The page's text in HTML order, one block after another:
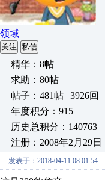
领域
关注 私信
精华：8帖
求助：80帖
帖子：481帖 | 3926回
年度积分：915
历史总积分：140763
注册：2008年2月29日
发表于：2018-04-11 08:01:54